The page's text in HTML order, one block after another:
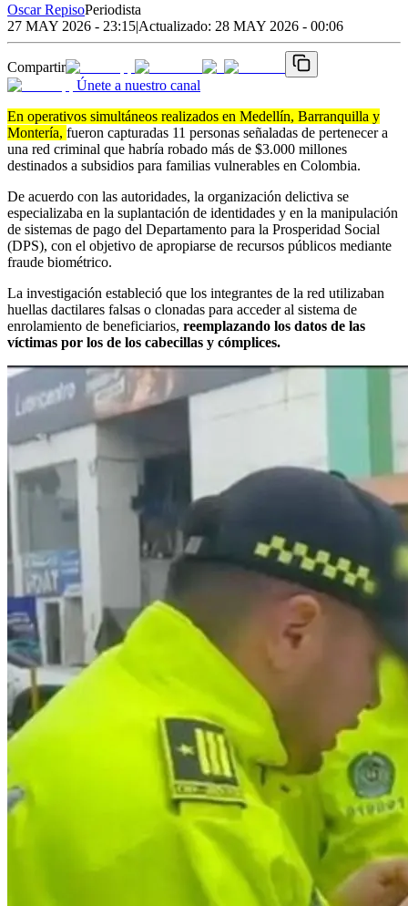
Oscar RepisoPeriodista
27 MAY 2026 - 23:15|Actualizado: 28 MAY 2026 - 00:06
Compartir
Únete a nuestro canal
En operativos simultáneos realizados en Medellín, Barranquilla y
Montería, fueron capturadas 11 personas señaladas de pertenecer a
una red criminal que habría robado más de $3.000 millones
destinados a subsidios para familias vulnerables en Colombia.
De acuerdo con las autoridades, la organización delictiva se
especializaba en la suplantación de identidades y en la manipulación
de sistemas de pago del Departamento para la Prosperidad Social
(DPS), con el objetivo de apropiarse de recursos públicos mediante
fraude biométrico.
La investigación estableció que los integrantes de la red utilizaban
huellas dactilares falsas o clonadas para acceder al sistema de
enrolamiento de beneficiarios, reemplazando los datos de las
víctimas por los de los cabecillas y cómplices.